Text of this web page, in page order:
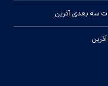
سه بعدی حال حاضر
سه بعدی آذرین